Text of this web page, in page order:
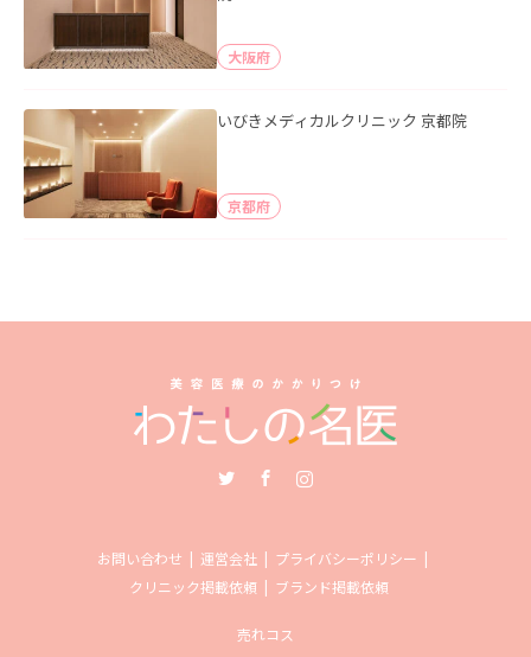
大阪府
いびきメディカルクリニック 京都院
京都府
お問い合わせ 運営会社
プライバシーポリシー
クリニック掲載依頼
ブランド掲載依頼
売れコス